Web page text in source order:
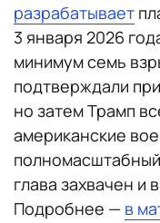
разрабатывает
3 января 2026
минимум семь
подтверждали
но затем Трамп
американские
глава захвачен и
Подробнее — в